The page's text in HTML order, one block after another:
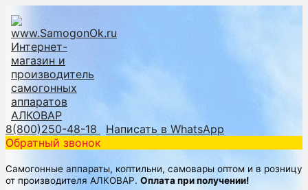
8(800)250-48-18
Написать в WhatsApp
Обратный звонок
Самогонные аппараты, коптильни, самовары оптом и в розницу
от производителя АЛКОВАР. Оплата при получении!